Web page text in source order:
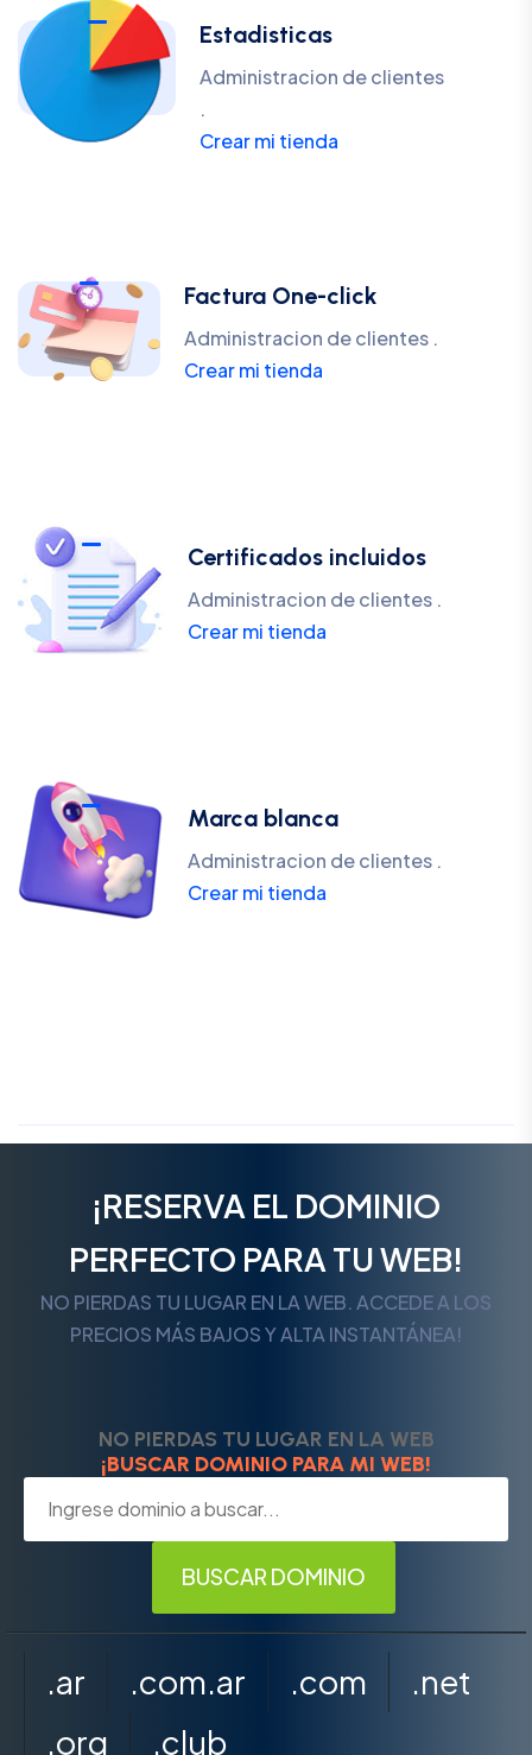
Estadisticas
Administracion de clientes
.
Crear mi tienda
Factura One-click
Administracion de clientes .
Crear mi tienda
Certificados incluidos
Administracion de clientes .
Crear mi tienda
Marca blanca
Administracion de clientes .
Crear mi tienda
¡RESERVA EL DOMINIO
PERFECTO PARA TU WEB!
NO PIERDAS TU LUGAR EN LA WEB. ACCEDE A LOS
PRECIOS MÁS BAJOS Y ALTA INSTANTÁNEA!
NO PIERDAS TU LUGAR EN LA WEB
¡BUSCAR DOMINIO PARA MI WEB!
.ar .com.ar .com
.net
.org
.club